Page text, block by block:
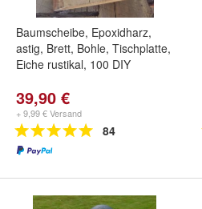
Baumscheibe, Epoxidharz,
astig, Brett, Bohle, Tischplatte,
Eiche rustikal, 100 DIY
39,90 €
+ 9,99 € Versand
84